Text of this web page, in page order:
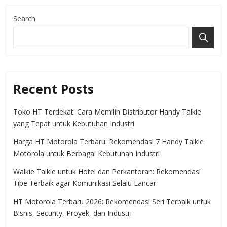
Search
Recent Posts
Toko HT Terdekat: Cara Memilih Distributor Handy Talkie
yang Tepat untuk Kebutuhan Industri
Harga HT Motorola Terbaru: Rekomendasi 7 Handy Talkie
Motorola untuk Berbagai Kebutuhan Industri
Walkie Talkie untuk Hotel dan Perkantoran: Rekomendasi
Tipe Terbaik agar Komunikasi Selalu Lancar
HT Motorola Terbaru 2026: Rekomendasi Seri Terbaik untuk
Bisnis, Security, Proyek, dan Industri